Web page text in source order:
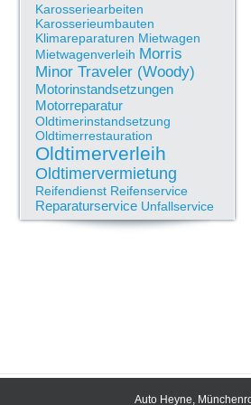
Karosseriearbeiten
Karosserieumbauten
Klimareparaturen Mietwagen
Mietwagenverleih Morris
Minor Traveler (Woody)
Motorinstandsetzungen
Motorreparatur
Oldtimerinstandsetzung
Oldtimerrestauration
Oldtimerverleih
Oldtimervermietung
Reifendienst Reifenservice
Reparaturservice Unfallservice
Auto Heyne,